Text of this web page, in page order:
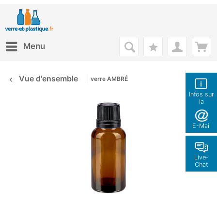
Infos sur
la
boutique
E-Mail
Live-
Chat
Menu
Vue d'ensemble verre AMBRÉ